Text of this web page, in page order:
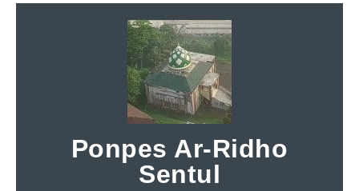
Ponpes Ar-Ridho
Sentul